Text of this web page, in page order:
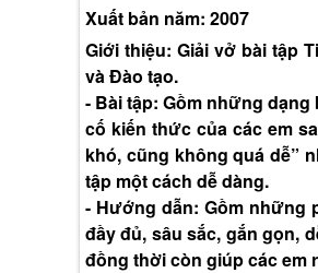
Xuất bản năm: 2007
Giới thiệu: Giải vở bài tập
và Đào tạo.
- Bài tập: Gồm những
cố kiến thức của các em
khó, cũng không quá dễ”
tập một cách dễ dàng.
- Hướng dẫn: Gồm những
đầy đủ, sâu sắc, gắn gọn,
đồng thời còn giúp các em